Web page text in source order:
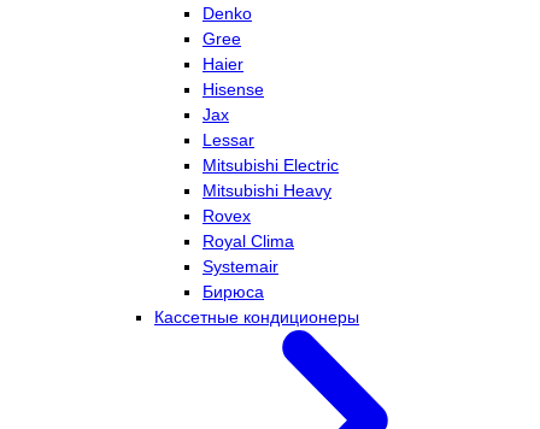
Denko
Gree
Haier
Hisense
Jax
Lessar
Mitsubishi Electric
Mitsubishi Heavy
Rovex
Royal Clima
Systemair
Бирюса
Кассетные кондиционеры